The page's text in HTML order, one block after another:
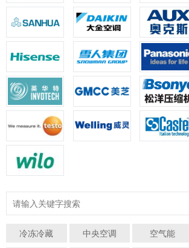
冷冻冷藏 中央空调 空气能